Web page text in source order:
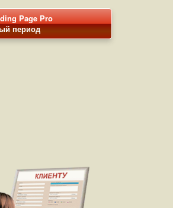
Page Pro
период